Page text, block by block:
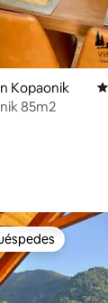
50
Kopaonik
85m2